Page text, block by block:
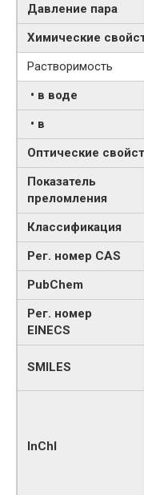
Давление пара
Химические
Растворимость
• в воде
• в
Оптические
Показатель
преломления
Классификация
Рег. номер CAS
PubChem
Рег. номер
EINECS
SMILES
InChI